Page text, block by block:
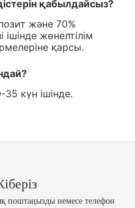
қабылдайсыз?
және 70%
жөнелтілім
қарсы.
күн ішінде.
поштаңызды немесе телефон